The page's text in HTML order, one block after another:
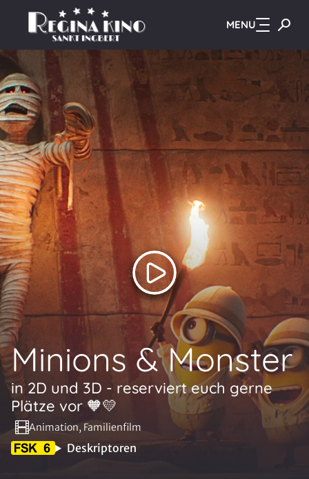
Zum Hauptinhalt springen MENU
Minions & Monster
in 2D und 3D - reserviert euch gerne
Plätze vor 🧡💛
Animation, Familienfilm
Deskriptoren